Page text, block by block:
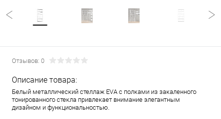
Отзывов: 0
Описание товара:
Белый металлический стеллаж EVA с полками из закаленного
тонированного стекла привлекает внимание элегантным
дизайном и функциональностью.